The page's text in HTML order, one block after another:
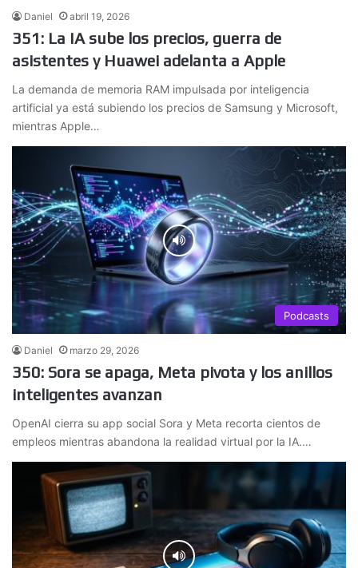
Daniel abril 19, 2026
351: La IA sube los precios, guerra de
asistentes y Huawei adelanta a Apple
La demanda de memoria RAM impulsada por inteligencia
artificial ya está subiendo los precios de Samsung y Microsoft,
mientras Apple…
Podcasts
Daniel marzo 29, 2026
350: Sora se apaga, Meta pivota y los anillos
inteligentes avanzan
OpenAI cierra su app social Sora y Meta recorta cientos de
empleos mientras abandona la realidad virtual por la IA.…